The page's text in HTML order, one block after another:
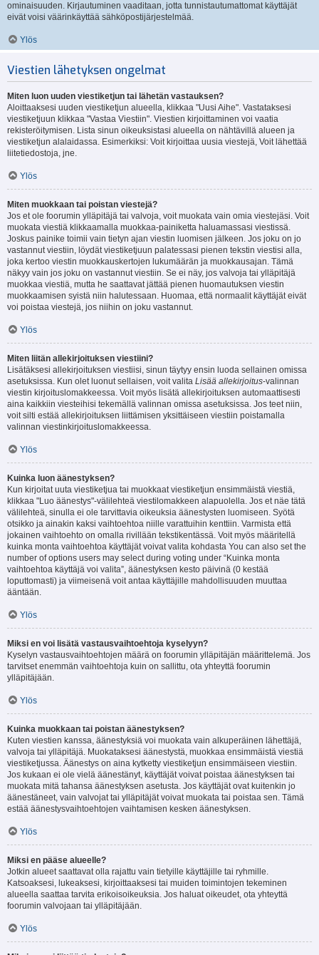
ominaisuuden. Kirjautuminen vaaditaan, jotta tunnistautumattomat käyttäjät
eivät voisi väärinkäyttää sähköpostijärjestelmää.
Ylös
Viestien lähetyksen ongelmat
Miten luon uuden viestiketjun tai lähetän vastauksen?
Aloittaaksesi uuden viestiketjun alueella, klikkaa "Uusi Aihe". Vastataksesi
viestiketjuun klikkaa "Vastaa Viestiin". Viestien kirjoittaminen voi vaatia
rekisteröitymisen. Lista sinun oikeuksistasi alueella on nähtävillä alueen ja
viestiketjun alalaidassa. Esimerkiksi: Voit kirjoittaa uusia viestejä, Voit lähettää
liitetiedostoja, jne.
Ylös
Miten muokkaan tai poistan viestejä?
Jos et ole foorumin ylläpitäjä tai valvoja, voit muokata vain omia viestejäsi. Voit
muokata viestiä klikkaamalla muokkaa-painiketta haluamassasi viestissä.
Joskus painike toimii vain tietyn ajan viestin luomisen jälkeen. Jos joku on jo
vastannut viestiin, löydät viestiketjuun palatessasi pienen tekstin viestisi alla,
joka kertoo viestin muokkauskertojen lukumäärän ja muokkausajan. Tämä
näkyy vain jos joku on vastannut viestiin. Se ei näy, jos valvoja tai ylläpitäjä
muokkaa viestiä, mutta he saattavat jättää pienen huomautuksen viestin
muokkaamisen syistä niin halutessaan. Huomaa, että normaalit käyttäjät eivät
voi poistaa viestejä, jos niihin on joku vastannut.
Ylös
Miten liitän allekirjoituksen viestiini?
Lisätäksesi allekirjoituksen viestiisi, sinun täytyy ensin luoda sellainen omissa
asetuksissa. Kun olet luonut sellaisen, voit valita Lisää allekirjoitus-valinnan
viestin kirjoituslomakkeessa. Voit myös lisätä allekirjoituksen automaattisesti
aina kaikkiin viesteihisi tekemällä valinnan omissa asetuksissa. Jos teet niin,
voit silti estää allekirjoituksen liittämisen yksittäiseen viestiin poistamalla
valinnan viestinkirjoituslomakkeessa.
Ylös
Kuinka luon äänestyksen?
Kun kirjoitat uuta viestiketjua tai muokkaat viestiketjun ensimmäistä viestiä,
klikkaa "Luo äänestys"-välilehteä viestilomakkeen alapuolella. Jos et näe tätä
välilehteä, sinulla ei ole tarvittavia oikeuksia äänestysten luomiseen. Syötä
otsikko ja ainakin kaksi vaihtoehtoa niille varattuihin kenttiin. Varmista että
jokainen vaihtoehto on omalla rivillään tekstikentässä. Voit myös määritellä
kuinka monta vaihtoehtoa käyttäjät voivat valita kohdasta You can also set the
number of options users may select during voting under “Kuinka monta
vaihtoehtoa käyttäjä voi valita”, äänestyksen kesto päivinä (0 kestää
loputtomasti) ja viimeisenä voit antaa käyttäjille mahdollisuuden muuttaa
ääntään.
Ylös
Miksi en voi lisätä vastausvaihtoehtoja kyselyyn?
Kyselyn vastausvaihtoehtojen määrä on foorumin ylläpitäjän määrittelemä. Jos
tarvitset enemmän vaihtoehtoja kuin on sallittu, ota yhteyttä foorumin
ylläpitäjään.
Ylös
Kuinka muokkaan tai poistan äänestyksen?
Kuten viestien kanssa, äänestyksiä voi muokata vain alkuperäinen lähettäjä,
valvoja tai ylläpitäjä. Muokataksesi äänestystä, muokkaa ensimmäistä viestiä
viestiketjussa. Äänestys on aina kytketty viestiketjun ensimmäiseen viestiin.
Jos kukaan ei ole vielä äänestänyt, käyttäjät voivat poistaa äänestyksen tai
muokata mitä tahansa äänestyksen asetusta. Jos käyttäjät ovat kuitenkin jo
äänestäneet, vain valvojat tai ylläpitäjät voivat muokata tai poistaa sen. Tämä
estää äänestysvaihtoehtojen vaihtamisen kesken äänestyksen.
Ylös
Miksi en pääse alueelle?
Jotkin alueet saattavat olla rajattu vain tietyille käyttäjille tai ryhmille.
Katsoaksesi, lukeaksesi, kirjoittaaksesi tai muiden toimintojen tekeminen
alueella saattaa tarvita erikoisoikeuksia. Jos haluat oikeudet, ota yhteyttä
foorumin valvojaan tai ylläpitäjään.
Ylös